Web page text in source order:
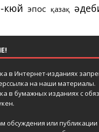
кюй эпос қазақ
в Интернет-изданиях
на наши материалы.
в бумажных изданиях с
обсуждения или публикации